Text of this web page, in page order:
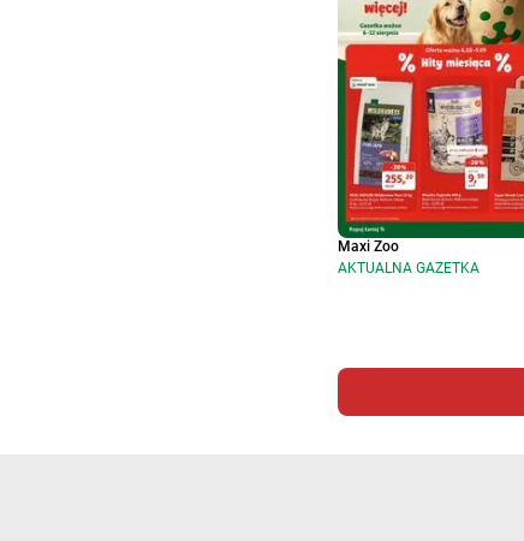
Maxi Zoo
AKTUALNA GAZETKA